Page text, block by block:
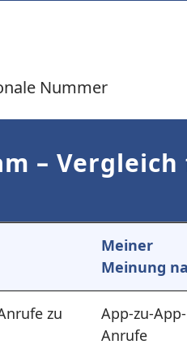
Nummer
–
Meiner
Meinung
zu
App-zu-App-
Anrufe